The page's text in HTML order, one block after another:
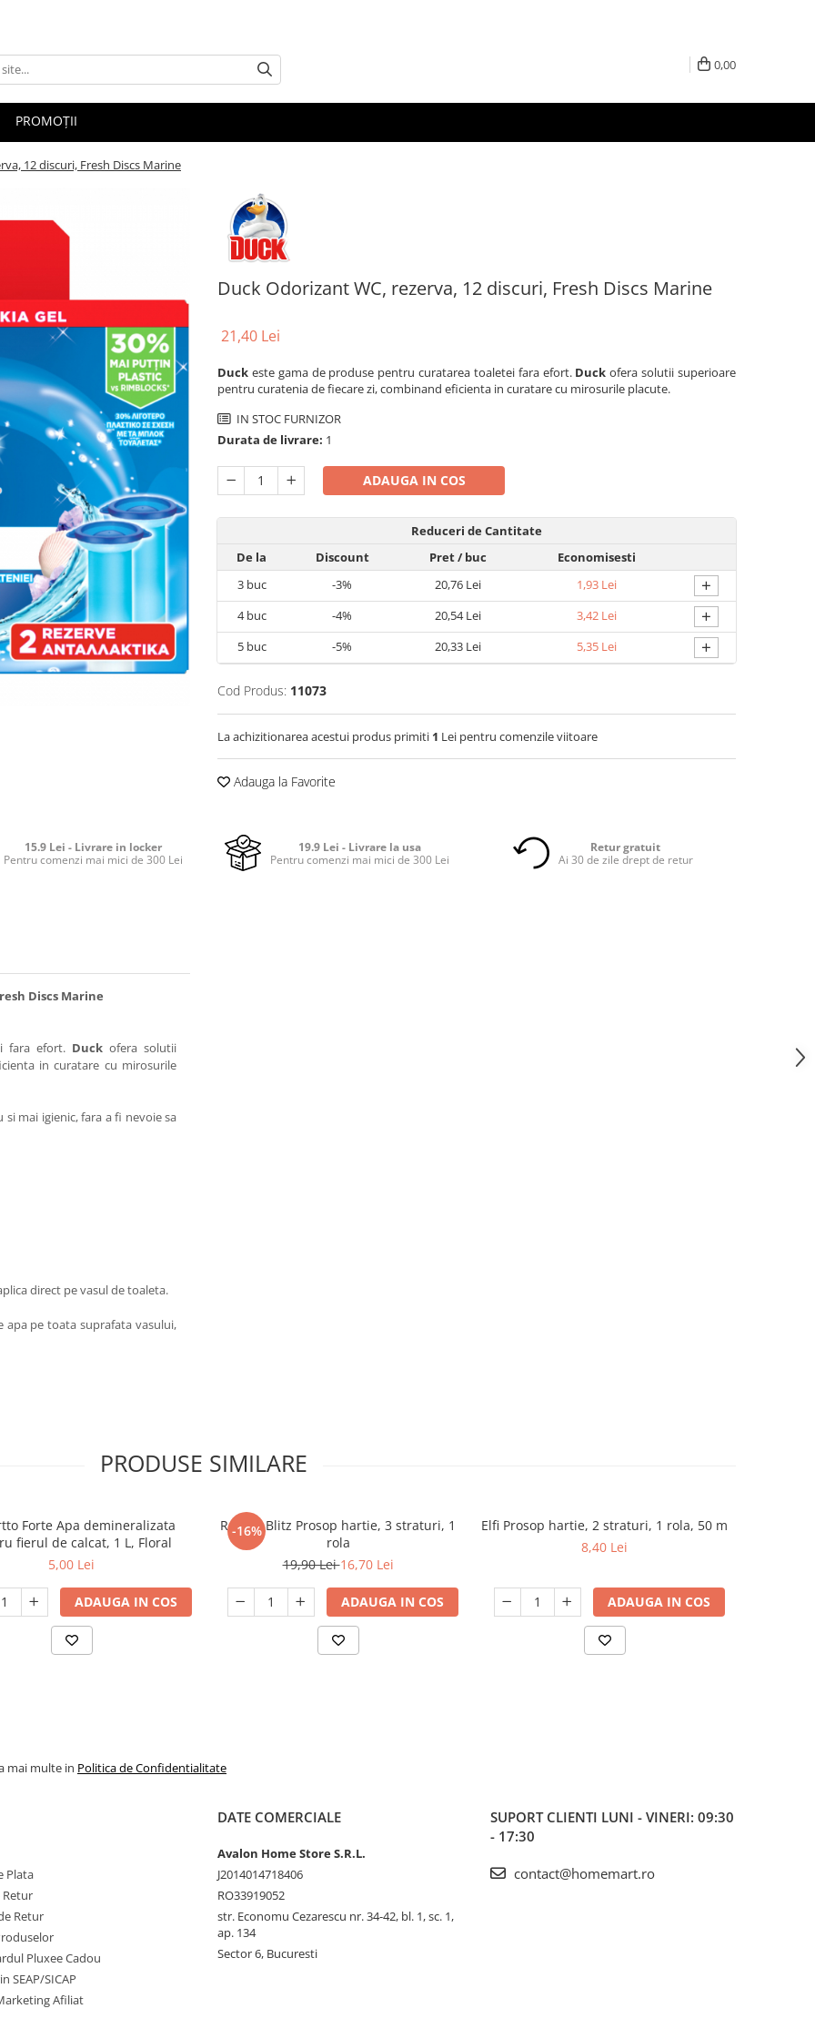
0,00
PROMOȚII
12 discuri, Fresh Discs Marine
Duck Odorizant WC, rezerva, 12 discuri, Fresh Discs Marine
21,40 Lei
Duck este gama de produse pentru curatarea toaletei fara efort. Duck ofera solutii superioare
pentru curatenia de fiecare zi, combinand eficienta in curatare cu mirosurile placute.
IN STOC FURNIZOR
Durata de livrare: 1
ADAUGA IN COS
Reduceri de Cantitate
De la
Discount Pret/ buc
Economisesti
3buc -3% 20,76 Lei 1,93 Lei +
4buc -4% 20,54 Lei 3,42 Lei +
5buc -5% 20,33 Lei 5,35 Lei +
Cod Produs: 11073
La achizitionarea acestui produs primiti 1 Lei pentru comenzile viitoare
Adauga la Favorite
15.9 Lei - Livrare in locker
Pentru comenzi mai mici de 300 Lei
19.9 Lei - Livrare la usa
Pentru comenzi mai mici de 300 Lei
Retur gratuit
Ai 30 de zile drept de retur
Discs Marine
fara efort. Duck ofera solutii
in curatare cu mirosurile
mai igienic, fara a fi nevoie sa
direct pe vasul de toaleta.
pe toata suprafata vasului,
PRODUSE SIMILARE
Forte Apa demineralizata
fierul de calcat, 1 L, Floral
5,00 Lei
ADAUGA IN COS
-16%
Regina Blitz Prosop hartie, 3 straturi, 1
rola
19,90 Lei16,70 Lei
ADAUGA IN COS
Elfi Prosop hartie, 2 straturi, 1 rola, 50 m
8,40 Lei
ADAUGA IN COS
mai multe in Politica de Confidentialitate
Plata
Retur
Retur
Pluxee Cadou
SEAP/SICAP
Afiliat
DATE COMERCIALE
Avalon Home Store S.R.L.
J2014014718406
RO33919052
str. Economu Cezarescu nr. 34-42, bl. 1, sc. 1,
ap. 134
Sector 6, Bucuresti
SUPORT CLIENTI LUNI - VINERI: 09:30
- 17:30
contact@homemart.ro